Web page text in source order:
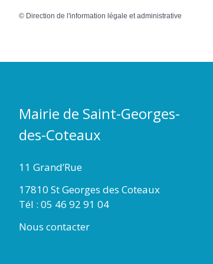
© Direction de l'information légale et administrative
Mairie de Saint-Georges-
des-Coteaux
11 Grand’Rue
17810 St Georges des Coteaux
Tél : 05 46 92 91 04
Nous contacter